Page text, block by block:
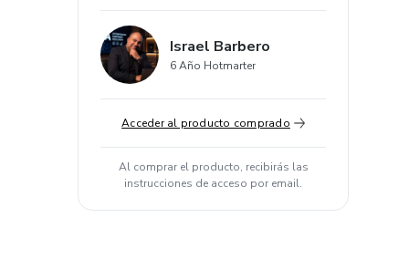
Israel Barbero
6 Año Hotmarter
Acceder al producto comprado
Al comprar el producto, recibirás las
instrucciones de acceso por email.